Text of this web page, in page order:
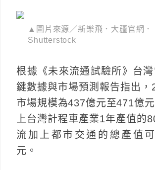
▲圖片來源／新樂飛．大疆官網．
Shutterstock
根據《未來流通試驗所》台
鍵數據與市場預測報告指出，
市場規模為437億元至471億
上台灣計程車產業1年產值的
流加上都市交通的總產值
元。